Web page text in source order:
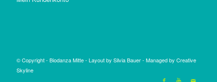
© Copyright - Biodanza Mitte- Layout by Silvia Bauer- Managed by Creative
Skyline